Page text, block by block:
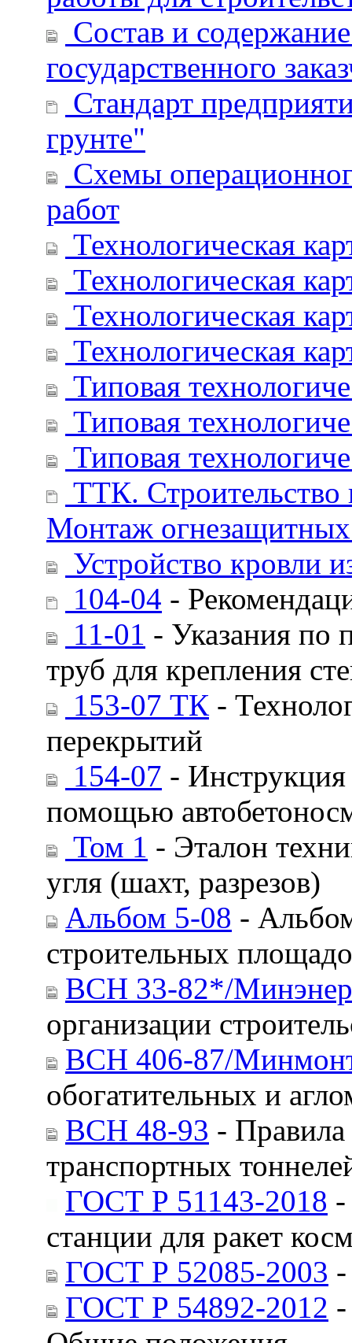
Состав и
государственного
Стандарт
грунте"
Схемы
работ
Технологическая
Технологическая
Технологическая
Технологическая
Типовая
Типовая
Типовая
ТТК.
Монтаж
Устройство кровли
104-04 -
11-01 - Указания по
труб для крепления
153-07 ТК -
перекрытий
154-07 - Инструкция
помощью
Том 1 - Эталон
угля (шахт, разрезов)
Альбом 5-08 -
строительных
ВСН 33-82*/
организации
ВСН 406-87/
обогатительных и
ВСН 48-93 - Правила
транспортных
ГОСТ Р 51143-2018 -
станции для ракет
ГОСТ Р 52085-2003
ГОСТ Р 54892-2012